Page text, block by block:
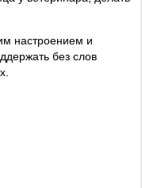
настроением и
без слов